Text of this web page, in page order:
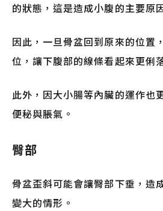
的狀態，這是造成小腹的主要原
因此，一旦骨盆回到原來的位置
位，讓下腹部的線條看起來更俐
此外，因大小腸等內臟的運作也
便秘與脹氣。
臀部
骨盆歪斜可能會讓臀部下垂，造
變大的情形。